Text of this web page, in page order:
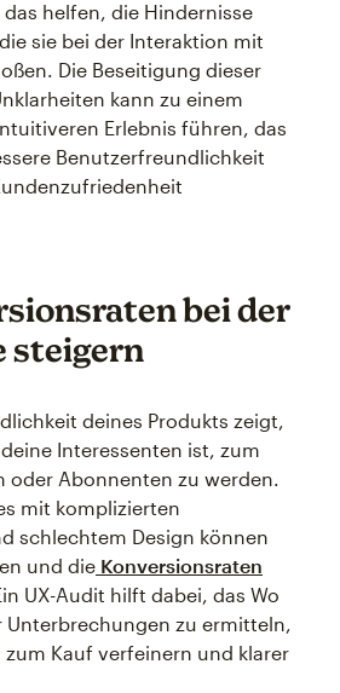
helfen, die Hindernisse
sie bei der Interaktion mit
Die Beseitigung dieser
kann zu einem
Erlebnis führen, das
Benutzerfreundlichkeit
bei der
steigern
deines Produkts zeigt,
Interessenten ist, zum
oder Abonnenten zu werden.
mit komplizierten
schlechtem Design können
und die Konversionsraten
UX-Audit hilft dabei, das Wo
Unterbrechungen zu ermitteln,
Kauf verfeinern und klarer